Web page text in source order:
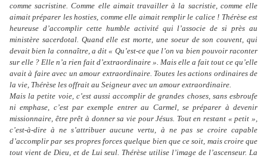
comme sacristine. Comme elle aimait travailler à la sacristie, comme elle
aimait préparer les hosties, comme elle aimait remplir le calice ! Thérèse est
heureuse d’accomplir cette humble activité qui l’associe de si près au
ministère sacerdotal. Quand elle est morte, une soeur de son couvent, qui
devait bien la connaître, a dit « Qu’est-ce que l’on va bien pouvoir raconter
sur elle ? Elle n’a rien fait d’extraordinaire ». Mais elle a fait tout ce qu’elle
avait à faire avec un amour extraordinaire. Toutes les actions ordinaires de
la vie, Thérèse les offrait au Seigneur avec un amour extraordinaire.
Mais la petite voie, c’est aussi accomplir de grandes choses, sans esbroufe
ni emphase, c’est par exemple entrer au Carmel, se préparer à devenir
missionnaire, être prêt à donner sa vie pour Jésus. Tout en restant « petit »,
c’est-à-dire à ne s’attribuer aucune vertu, à ne pas se croire capable
d’accomplir par ses propres forces quelque bien que ce soit, mais croire que
tout vient de Dieu, et de Lui seul. Thérèse utilise l’image de l’ascenseur. La